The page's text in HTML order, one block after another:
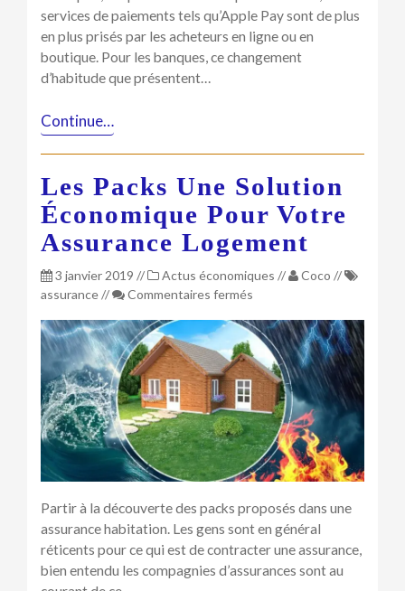
services de paiements tels qu’Apple Pay sont de plus
en plus prisés par les acheteurs en ligne ou en
boutique. Pour les banques, ce changement
d’habitude que présentent…
Continue…
Les Packs Une Solution
Économique Pour Votre
Assurance Logement
3 janvier 2019 // Actus économiques // Coco //
assurance// Commentaires fermés
packs
une
solution
économique
pour
votre
assurance
logement
Partir à la découverte des packs proposés dans une
assurance habitation. Les gens sont en général
réticents pour ce qui est de contracter une assurance,
bien entendu les compagnies d’assurances sont au